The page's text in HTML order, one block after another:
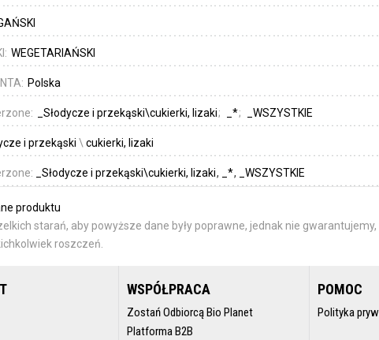
WEGETARIAŃSKI
Polska
_Słodycze i przekąski\cukierki, lizaki _* _WSZYSTKIE
i przekąski \ cukierki, lizaki
_Słodycze i przekąski\cukierki, lizaki _* _WSZYSTKIE
produktu
starań, aby powyższe dane były poprawne, jednak nie
roszczeń.
WSPÓŁPRACA
Zostań Odbiorcą Bio Planet
Platforma B2B
POMOC
Polityka